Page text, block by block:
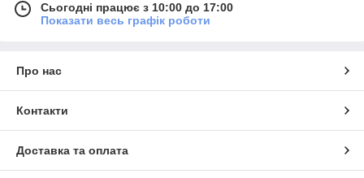
Сьогодні працює з 10:00 до 17:00
Показати весь графік роботи
Про нас
Контакти
Доставка та оплата